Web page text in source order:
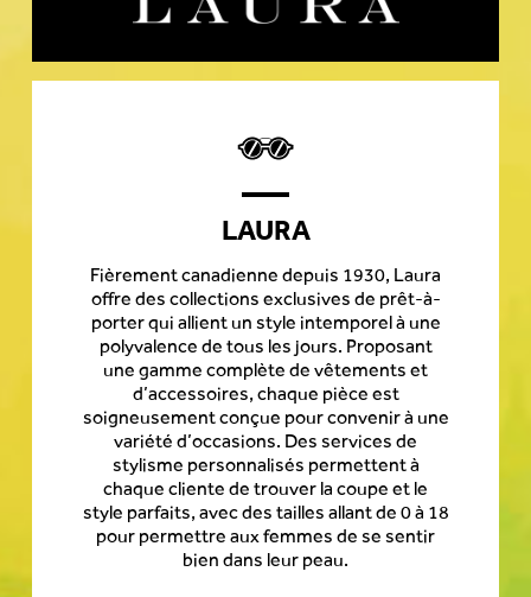
LAURA
Fièrement canadienne depuis 1930, Laura
offre des collections exclusives de prêt-à-
porter qui allient un style intemporel à une
polyvalence de tous les jours. Proposant
une gamme complète de vêtements et
d’accessoires, chaque pièce est
soigneusement conçue pour convenir à une
variété d’occasions. Des services de
stylisme personnalisés permettent à
chaque cliente de trouver la coupe et le
style parfaits, avec des tailles allant de 0 à 18
pour permettre aux femmes de se sentir
bien dans leur peau.